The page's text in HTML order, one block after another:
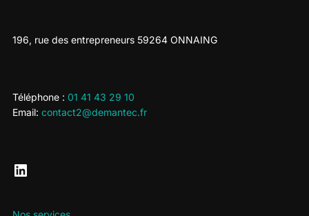
196, rue des entrepreneurs 59264 ONNAING
Téléphone : 01 41 43 29 10
Email: contact2@demantec.fr
LinkedIn